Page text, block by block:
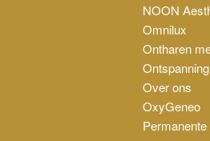
NOON
Omnilux
Ontharen
Over ons
OxyGeneo